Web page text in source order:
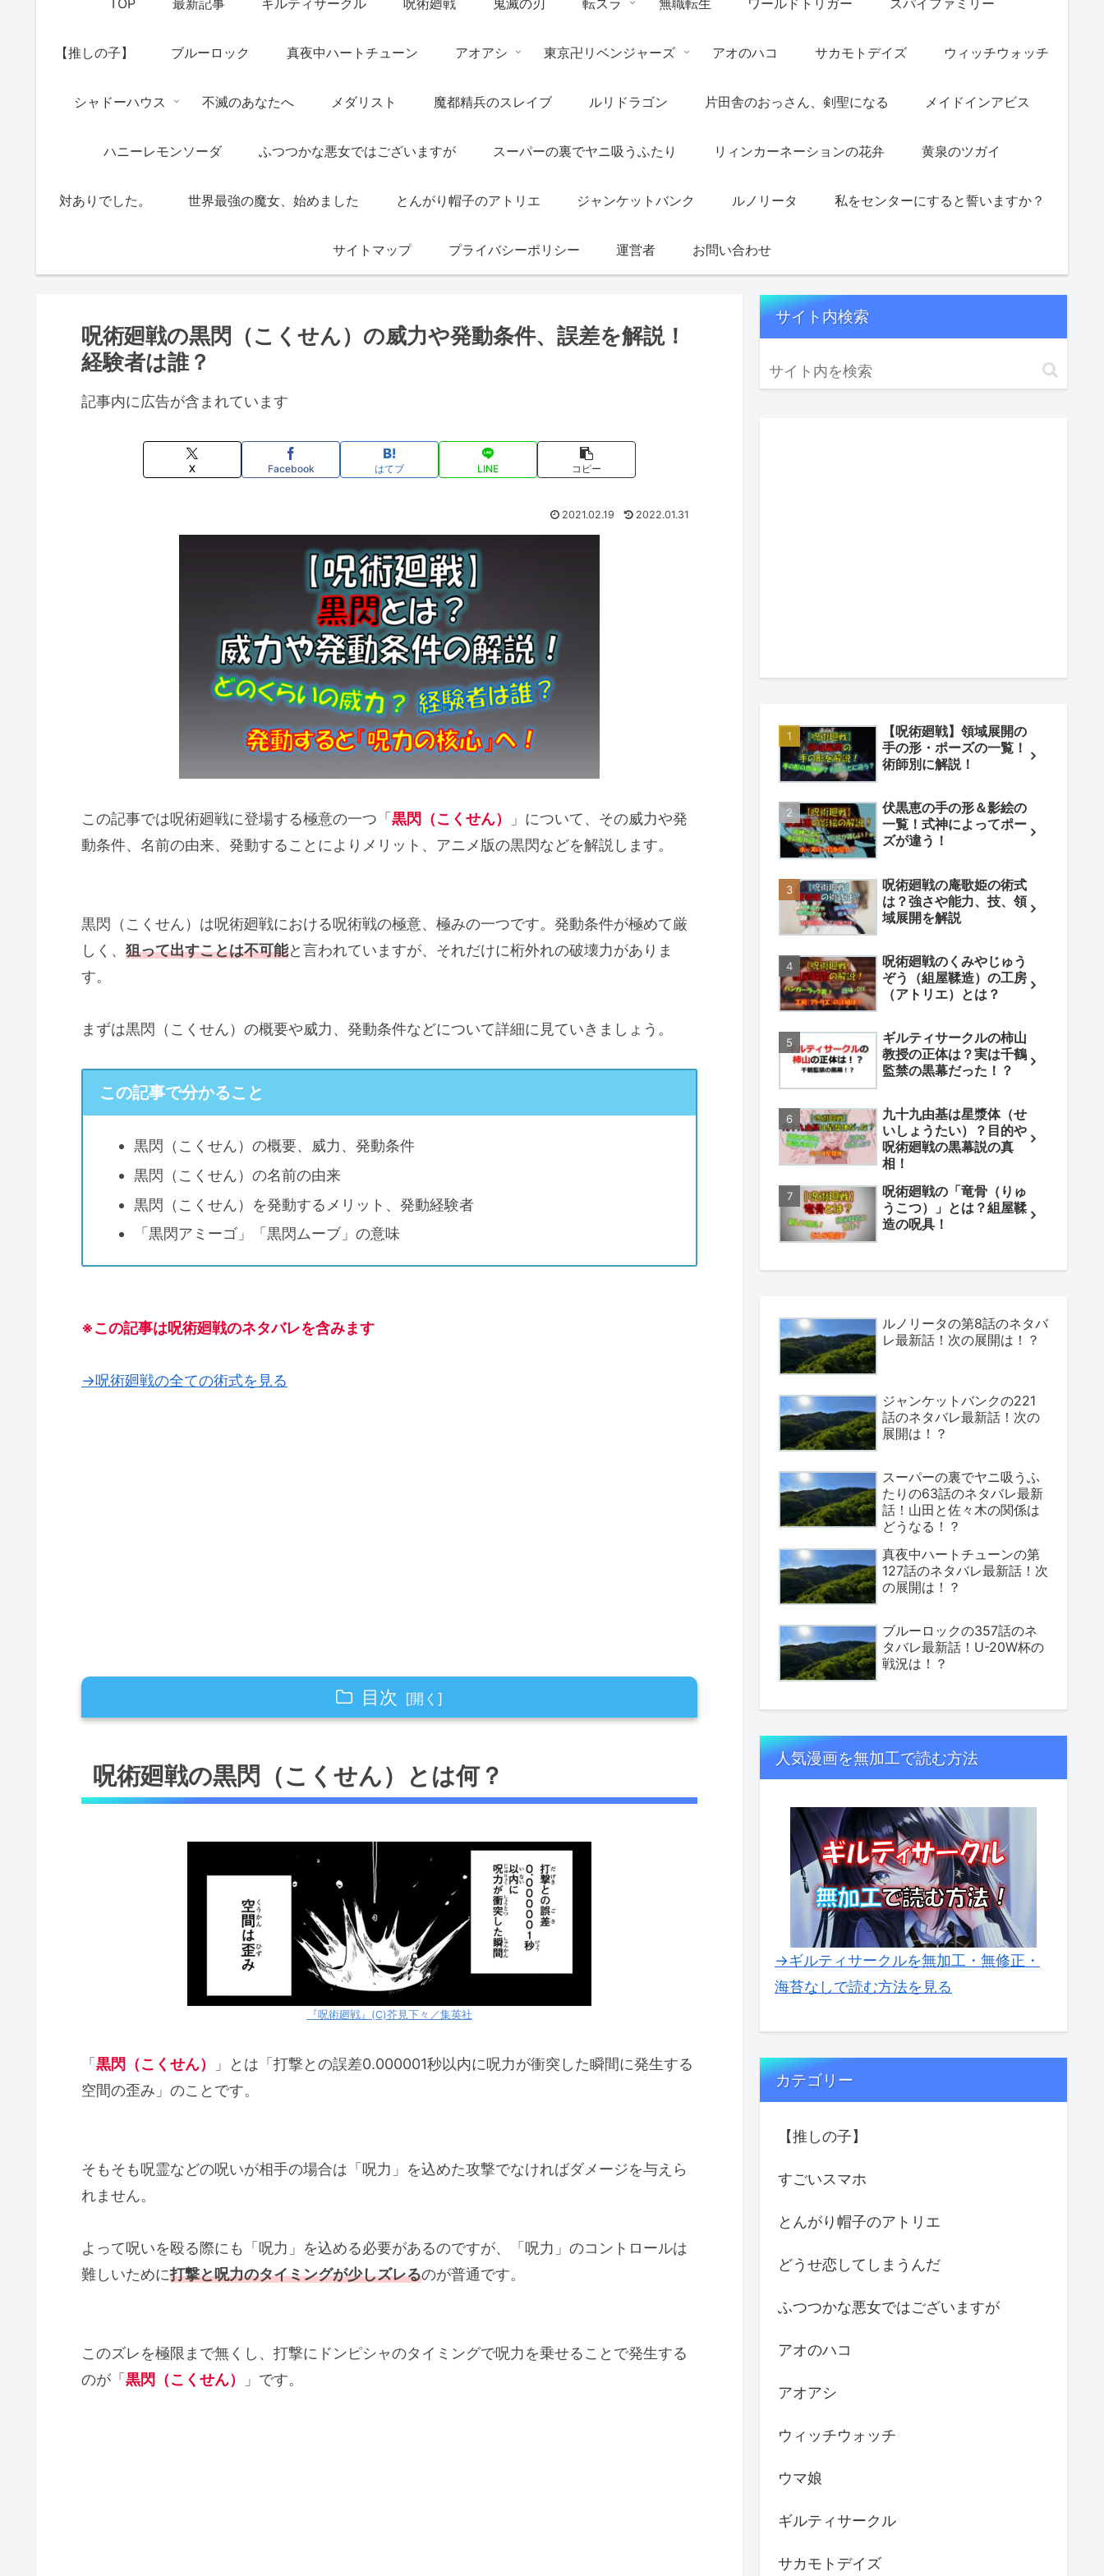
【推しの子】 ブルーロック 真夜中ハートチューン アオアシ 東京卍リベンジャーズ アオのハコ サカモトデイズ ウィッチウォッチ
シャドーハウス 不滅のあなたへ メダリスト 魔都精兵のスレイブ ルリドラゴン 片田舎のおっさん、剣聖になる メイドインアビス
ハニーレモンソーダ ふつつかな悪女ではございますが スーパーの裏でヤニ吸うふたり リィンカーネーションの花弁 黄泉のツガイ
対ありでした。 世界最強の魔女、始めました とんがり帽子のアトリエ ジャンケットバンク ルノリータ 私をセンターにすると誓いますか？
サイトマップ プライバシーポリシー 運営者 お問い合わせ
呪術廻戦の黒閃（こくせん）の威力や発動条件、誤差を解説！
経験者は誰？
記事内に広告が含まれています
X Facebook はてブ LINE コピー
2021.02.19 2022.01.31
この記事では呪術廻戦に登場する極意の一つ「黒閃（こくせん）
」について、その威力や発
動条件、名前の由来、発動することによりメリット、アニメ版の黒閃などを解説します。
黒閃（こくせん）は呪術廻戦における呪術戦の極意、極みの一つです。発動条件が極めて厳
しく、 狙って出すことは不可能と言われていますが、それだけに桁外れの破壊力がありま
す。
まずは黒閃（こくせん）の概要や威力、発動条件などについて詳細に見ていきましょう。
この記事で分かること
黒閃（こくせん）の概要、威力、発動条件
黒閃（こくせん）の名前の由来
黒閃（こくせん）を発動するメリット、発動経験者
「黒閃アミーゴ」「黒閃ムーブ」の意味
※この記事は呪術廻戦のネタバレを含みます
→呪術廻戦の全ての術式を見る
目次
呪術廻戦の黒閃（こくせん）の威力は？
黒閃（こくせん）の威力「2.5乗」ってどのくらいの強さ？
黒閃（こくせん）の発動条件は打撃との誤差0.000001秒以内の呪力の衝突
黒閃（こくせん）を一度発動すると「ゾーン」の状態になる
呪術廻戦の黒閃（こくせん）の名前の由来は空間の歪みによる黒い光
呪術廻戦の黒閃（こくせん）を発動するメリットは？
「呪力の核心」に近づく
呪術廻戦の黒閃（こくせん）を発動した経験者は誰？
虎杖悠仁
五条悟
真人
乙骨憂太
呪術廻戦の黒閃（こくせん）の発動は一級呪術師の条件？
呪術廻戦の黒閃（こくせん）とは何？
『呪術廻戦』(C)芥見下々／集英社
「黒閃（こくせん）
」とは「打撃との誤差0.000001秒以内に呪力が衝突した瞬間に発生する
空間の歪み」のことです。
そもそも呪霊などの呪いが相手の場合は「呪力」を込めた攻撃でなければダメージを与えら
れません。
よって呪いを殴る際にも「呪力」を込める必要があるのですが、「呪力」のコントロールは
難しいために打撃と呪力のタイミングが少しズレるのが普通です。
このズレを極限まで無くし、打撃にドンピシャのタイミングで呪力を乗せることで発生する
のが「黒閃（こくせん） 」です。
サイト内検索
【呪術廻戦】領域展開の
手の形・ポーズの一覧！
術師別に解説！
伏黒恵の手の形＆影絵の
一覧！式神によってポー
ズが違う！
呪術廻戦の庵歌姫の術式
は？強さや能力、技、領
域展開を解説
呪術廻戦のくみやじゅう
ぞう（組屋鞣造）の工房
（アトリエ）とは？
ギルティサークルの柿山
教授の正体は？実は千鶴
監禁の黒幕だった！？
九十九由基は星漿体（せ
いしょうたい）？目的や
呪術廻戦の黒幕説の真
相！
呪術廻戦の「竜骨（りゅ
うこつ）」とは？組屋鞣
造の呪具！
ルノリータの第8話のネタバ
レ最新話！次の展開は！？
ジャンケットバンクの221
話のネタバレ最新話！次の
展開は！？
スーパーの裏でヤニ吸うふ
たりの63話のネタバレ最新
話！山田と佐々木の関係は
どうなる！？
真夜中ハートチューンの第
127話のネタバレ最新話！次
の展開は！？
ブルーロックの357話のネ
タバレ最新話！U-20W杯の
戦況は！？
人気漫画を無加工で読む方法
→ギルティサークルを無加工・無修正・
海苔なしで読む方法を見る
カテゴリー
【推しの子】
すごいスマホ
とんがり帽子のアトリエ
どうせ恋してしまうんだ
ふつつかな悪女ではございますが
アオのハコ
アオアシ
ウィッチウォッチ
ウマ娘
ギルティサークル
サカモトデイズ